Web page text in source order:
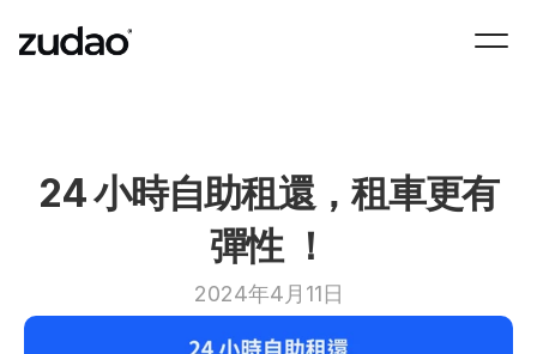
24 小時自助租還，租車更有
彈性 ！
2024年4月11日